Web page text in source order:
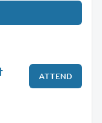
ATTEND